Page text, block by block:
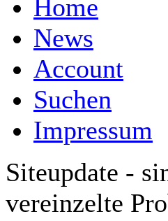
Home
News
Account
Suchen
Impressum
Siteupdate -
vereinzelte